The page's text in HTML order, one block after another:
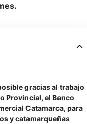
gracias al trabajo
Provincial, el Banco
Catamarca, para
y catamarqueñas